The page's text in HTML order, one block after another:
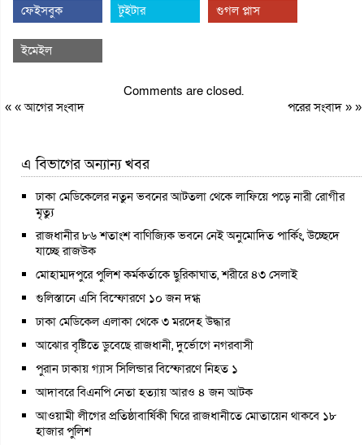
ফেইসবুক টুইটার গুগল প্লাস
ইমেইল
Comments are closed.
« «আগের সংবাদ পরের সংবাদ» »
এ বিভাগের অন্যান্য খবর
ঢাকা মেডিকেলের নতুন ভবনের আটতলা থেকে লাফিয়ে পড়ে নারী রোগীর
মৃত্যু
রাজধানীর ৮৬ শতাংশ বাণিজ্যিক ভবনে নেই অনুমোদিত পার্কিং, উচ্ছেদে
যাচ্ছে রাজউক
মোহাম্মদপুরে পুলিশ কর্মকর্তাকে ছুরিকাঘাত, শরীরে ৪৩ সেলাই
গুলিস্তানে এসি বিস্ফোরণে ১০ জন দগ্ধ
ঢাকা মেডিকেল এলাকা থেকে ৩ মরদেহ উদ্ধার
আঝোর বৃষ্টিতে ডুবেছে রাজধানী, দুর্ভোগে নগরবাসী
পুরান ঢাকায় গ্যাস সিলিন্ডার বিস্ফোরণে নিহত ১
আদাবরে বিএনপি নেতা হত্যায় আরও ৪ জন আটক
আওয়ামী লীগের প্রতিষ্ঠাবার্ষিকী ঘিরে রাজধানীতে মোতায়েন থাকবে ১৮
হাজার পুলিশ